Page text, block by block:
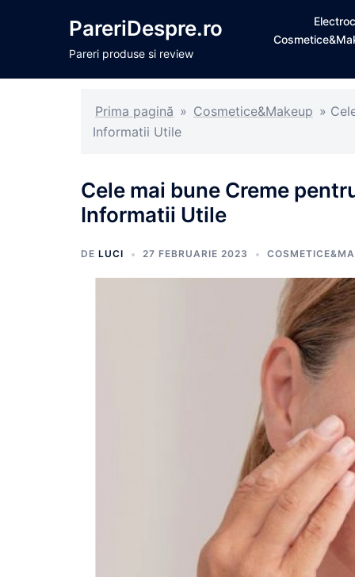
PareriDespre.ro
Pareri produse si review
Prima pagină » Cosmetice&Makeup »
Informatii Utile
Cele mai bune Creme
Informatii Utile
DE LUCI 27 FEBRUARIE 2023